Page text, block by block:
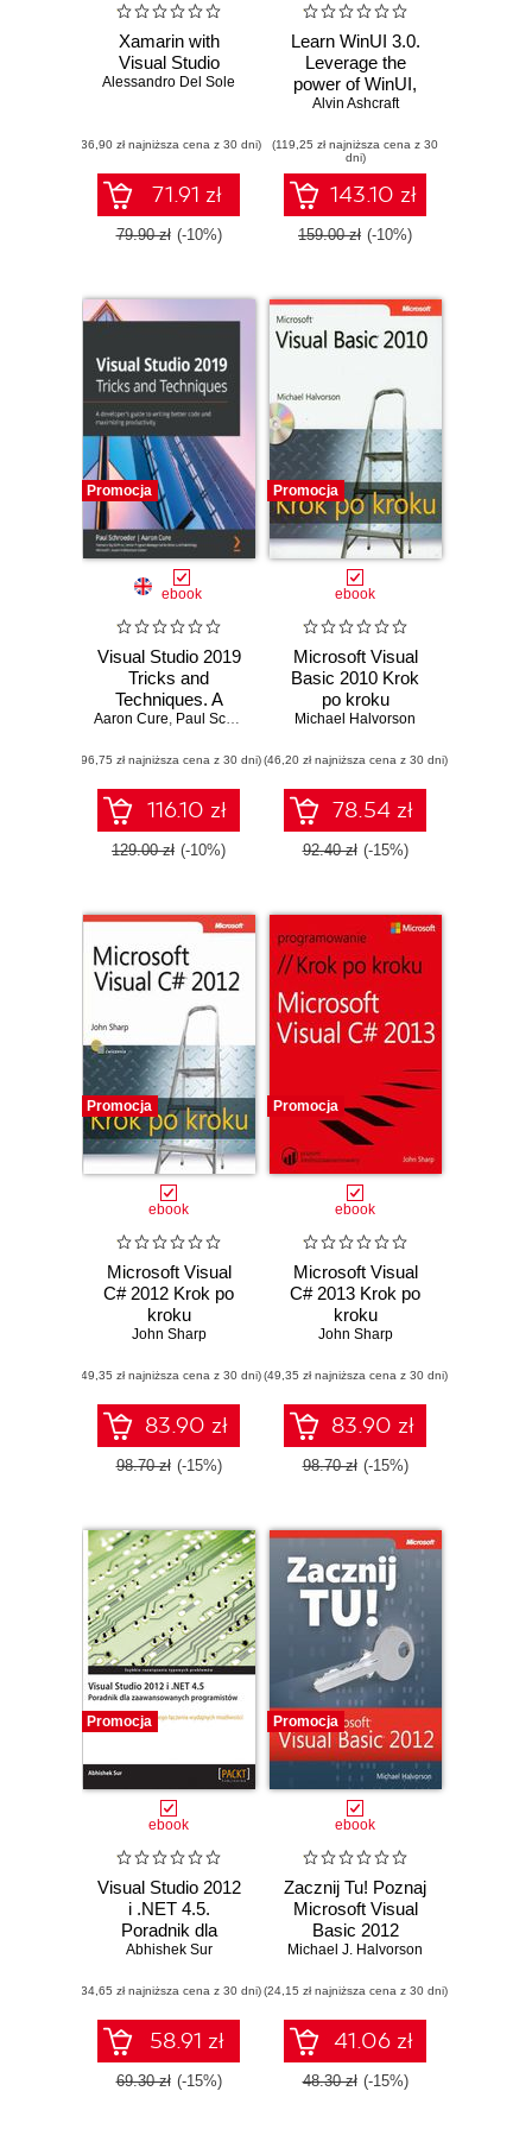
Xamarin with
Visual Studio
Alessandro Del Sole
(36,90 zł najniższa cena z 30 dni)
71.91 zł
79.90 zł (-10%)
Learn WinUI 3.0.
Leverage the
power of WinUI,
the future of native
application
development
Alvin Ashcraft
(119,25 zł najniższa cena z 30
dni)
143.10 zł
159.00 zł (-10%)
Promocja
ebook
Visual Studio 2019
Tricks and
Techniques. A
developer's guide
code and
maximizing
productivity
Aaron Cure, Paul Schroeder
(96,75 zł najniższa cena z 30 dni)
116.10 zł
129.00 zł (-10%)
Promocja
ebook
Microsoft Visual
Basic 2010 Krok
po kroku
Michael Halvorson
(46,20 zł najniższa cena z 30 dni)
78.54 zł
92.40 zł (-15%)
Promocja
ebook
Microsoft Visual
C# 2012 Krok po
kroku
John Sharp
(49,35 zł najniższa cena z 30 dni)
83.90 zł
98.70 zł (-15%)
Promocja
ebook
Microsoft Visual
C# 2013 Krok po
kroku
John Sharp
(49,35 zł najniższa cena z 30 dni)
83.90 zł
98.70 zł (-15%)
Promocja
ebook
Visual Studio 2012
i .NET 4.5.
Poradnik dla
zaawansowanych
Abhishek Sur
(34,65 zł najniższa cena z 30 dni)
58.91 zł
69.30 zł (-15%)
Promocja
ebook
Zacznij Tu! Poznaj
Microsoft Visual
Basic 2012
Michael J. Halvorson
(24,15 zł najniższa cena z 30 dni)
41.06 zł
48.30 zł (-15%)